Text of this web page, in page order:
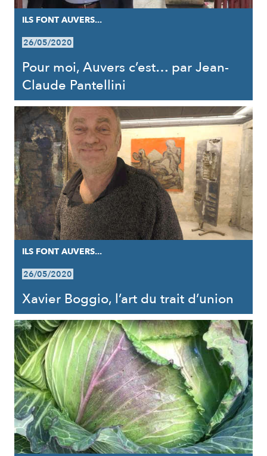
ILS FONT AUVERS...
26/05/2020
Pour moi, Auvers c’est… par Jean-
Claude Pantellini
ILS FONT AUVERS...
26/05/2020
Xavier Boggio, l’art du trait d’union